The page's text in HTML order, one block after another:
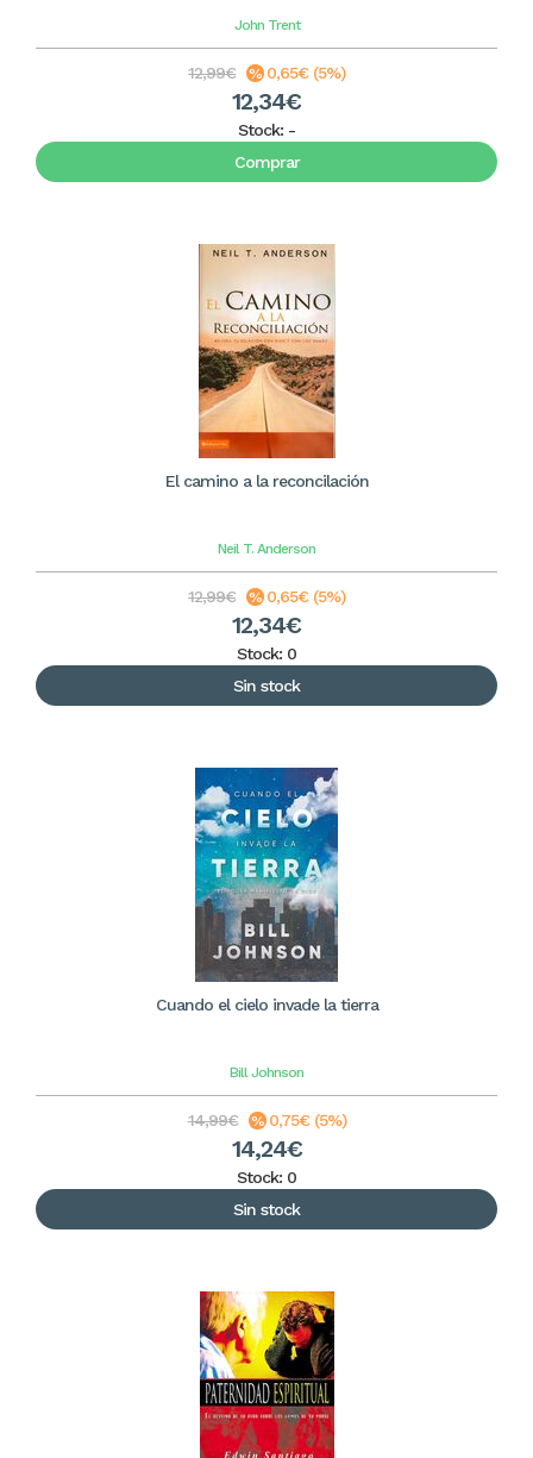
John Trent
12,99€ 0,65€ (5%)
12,34€
Stock: -
Comprar
El camino a la reconcilación
Neil T. Anderson
12,99€ 0,65€ (5%)
12,34€
Stock: 0
Sin stock
Cuando el cielo invade la tierra
Bill Johnson
14,99€ 0,75€ (5%)
14,24€
Stock: 0
Sin stock